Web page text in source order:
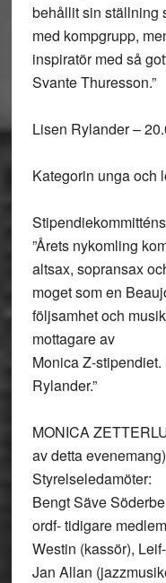
behållit sin ställning
med kompgrupp,
inspiratör med så
Svante Thuresson.”
Lisen Rylander –
Kategorin unga och
”Årets nykomling
altsax, sopransax
moget som en
följsamhet och
mottagare av
Monica Z-
Rylander.”
MONICA
av detta evenemang)
Styrelseledamöter:
Bengt Säve
ordf- tidigare
Westin (kassör),
Jan Allan